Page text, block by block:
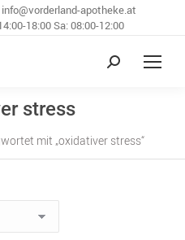
info@vorderland-apotheke.at
18:00 Sa: 08:00-12:00
stress
mit „oxidativer stress“